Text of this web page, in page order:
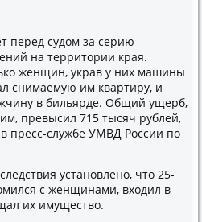
перед судом за серию
на территории края.
женщин, украв у них машины
снимаемую им квартиру, и
в бильярде. Общий ущерб,
превысил 715 тысяч рублей,
пресс-службе УМВД России по
установлено, что 25-
с женщинами, входил в
их имущество.